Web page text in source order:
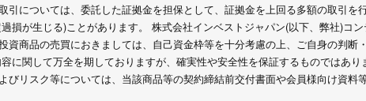
については、委託した証拠金を担保として、証拠金を上回る多額の取引を
損が生じる)ことがあります。 株式会社インベストジャパン(以下、弊社)コン
商品の売買におきましては、自己資金枠等を十分考慮の上、ご自身の判断
に関して万全を期しておりますが、確実性や安全性を保証するものではあり
リスク等については、当該商品等の契約締結前交付書面や会員様向け資料